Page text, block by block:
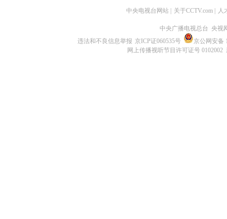
中央电视台网站 关于CCTV.com 人
中央广播电视总台 央视
违法和不良信息举报 京ICP证060535号
京公网安备
网上传播视听节目许可证号 0102002